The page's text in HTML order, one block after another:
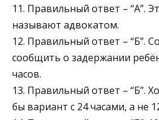
11. Правильный ответ – “А”.
называют адвокатом.
12. Правильный ответ – “Б”.
сообщить о задержании
часов.
13. Правильный ответ – “Б”.
бы вариант с 24 часами, а не